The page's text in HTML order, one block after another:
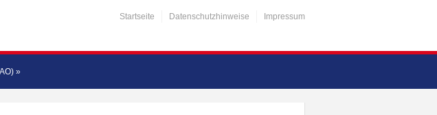
Startseite Datenschutzhinweise Impressum
»